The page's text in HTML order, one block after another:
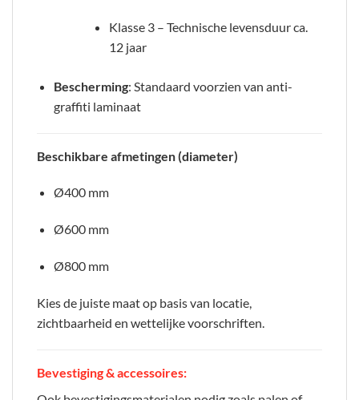
Klasse 3 – Technische levensduur ca.
12 jaar
Bescherming: Standaard voorzien van anti-
graffiti laminaat
Beschikbare afmetingen (diameter)
Ø400 mm
Ø600 mm
Ø800 mm
Kies de juiste maat op basis van locatie,
zichtbaarheid en wettelijke voorschriften.
Bevestiging & accessoires: